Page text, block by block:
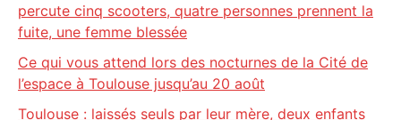
percute cinq scooters, quatre personnes prennent la
fuite, une femme blessée
Ce qui vous attend lors des nocturnes de la Cité de
l’espace à Toulouse jusqu’au 20 août
Toulouse : laissés seuls par leur mère, deux enfants